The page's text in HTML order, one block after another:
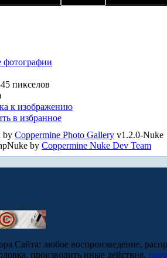
фотографии
пикселов
к изображению
в избранное
by Coppermine Photo Gallery v1.2.0-Nuke
by Coppermine Nuke Dev Team
Сайта: любое воспроизведение,
производить иные действия,